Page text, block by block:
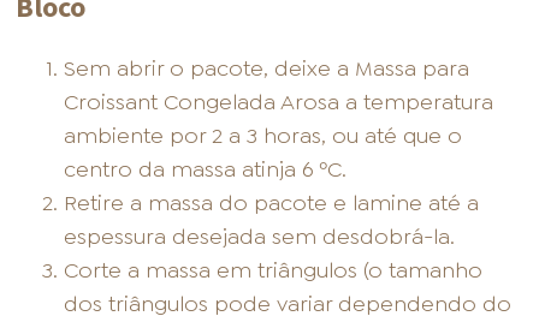
Sem abrir o pacote, deixe a Massa para
Croissant Congelada Arosa a temperatura
ambiente por 2 a 3 horas, ou até que o
centro da massa atinja 6 ºC.
Retire a massa do pacote e lamine até a
espessura desejada sem desdobrá-la.
Corte a massa em triângulos (o tamanho
dos triângulos pode variar dependendo do